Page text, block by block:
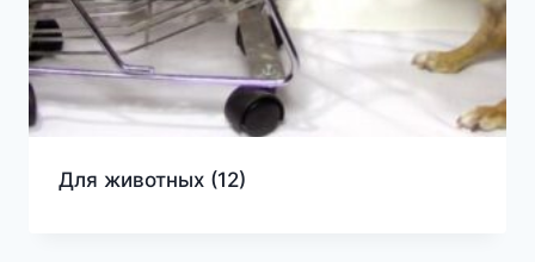
Для животных (12)